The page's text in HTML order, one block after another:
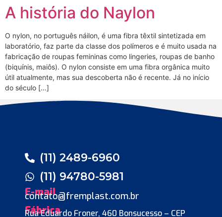
A história do Naylon
O nylon, no português náilon, é uma fibra têxtil sintetizada em
laboratório, faz parte da classe dos polímeros e é muito usada na
fabricação de roupas femininas como lingeries, roupas de banho
(biquínis, maiôs). O nylon consiste em uma fibra orgânica muito
útil atualmente, mas sua descoberta não é recente. Já no início
do século […]
(11) 2489-6960
(11) 94780-5981
E-mail
contato@fremplast.com.br
Fábrica
Rua Eduardo Froner, 460 Bonsucesso – CEP